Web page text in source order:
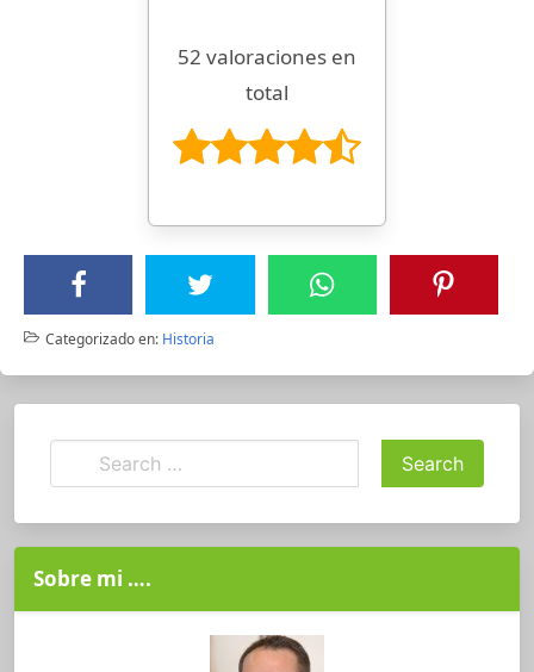
52 valoraciones en
total
Categorizado en: Historia
Sobre mi ….